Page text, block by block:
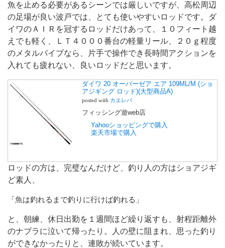
魚を止める必要があるシーンでは厳しいですが、高松周辺
の足場が良い波戸では、とても使いやすいロッドです。ダ
イワのＡＩＲを冠するロッドだけあって、１０フィート越
えでも軽く、ＬＴ４０００番台の軽量リール、２０ｇ程度
のメタルバイブなら、片手で操作でき長時間アクションを
入れても疲れない、良いロッドだと思います。
ダイワ 20 オーバーゼア エア 109ML/M (ショ
アジギング ロッド)(大型商品A)
posted with カエレバ
フィッシング遊web店
Yahooショッピングで購入
楽天市場で購入
ロッドの方は、完璧なんだけど、釣り人の方はショアジギ
ど素人、
「魚は釣れるまで釣りに行けば釣れる」
と、朝練、休日出勤を１週間ほど繰り返すも、射程距離外
のナブラに泣いて帰ったり。人の壁に阻まれ、思った釣り
ができなかったりと、連敗が続いています。